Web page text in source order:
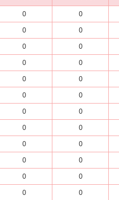
0 0
0 0
0 0
0 0
0 0
0 0
0 0
0 0
0 0
0 0
0 0
0 0